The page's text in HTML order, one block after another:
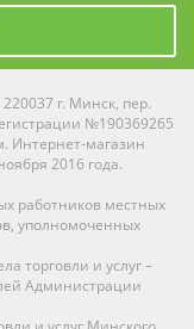
г. Минск, пер.
№190369265
Интернет-магазин
2016 года.
работников местных
уполномоченных
торговли и услуг –
Администрации